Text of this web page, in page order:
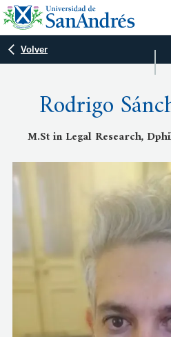
Volver
Rodrigo
M.St in Legal Research,